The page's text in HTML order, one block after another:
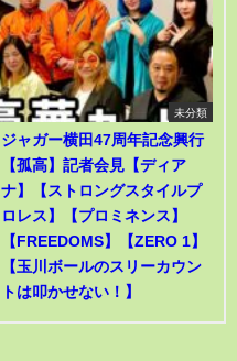
未分類
ジャガー横田47周年記念興行
【孤高】記者会見【ディア
ナ】【ストロングスタイルプ
ロレス】【プロミネンス】
【FREEDOMS】【ZERO 1】
【玉川ボールのスリーカウン
トは叩かせない！】